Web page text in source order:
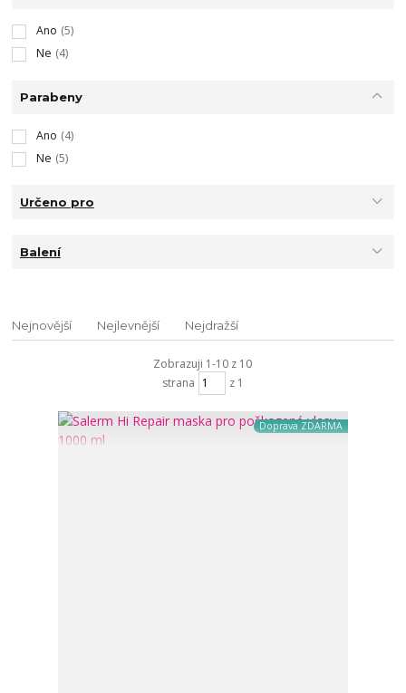
Ano (5)
Ne (4)
Parabeny
Ano (4)
Ne (5)
Určeno pro
Balení
Nejnovější Nejlevnější Nejdražší
Zobrazuji 1-10 z 10
strana
z 1
Doprava ZDARMA